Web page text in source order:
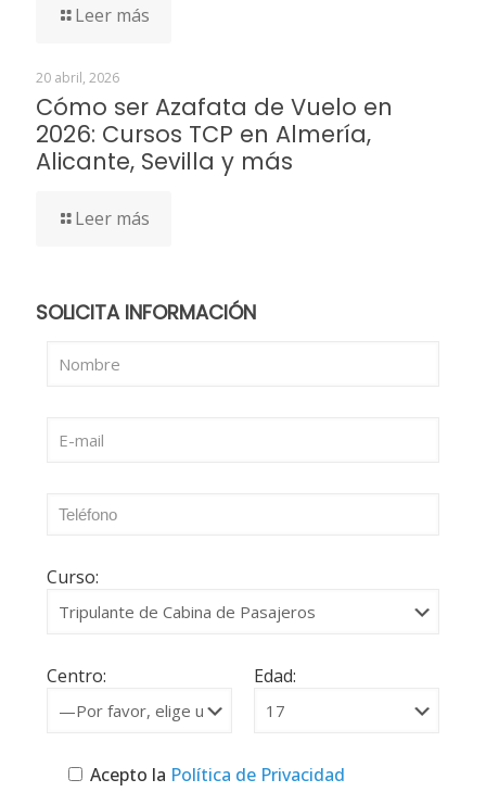
Leer más
20 abril, 2026
Cómo ser Azafata de Vuelo en
2026: Cursos TCP en Almería,
Alicante, Sevilla y más
Leer más
SOLICITA INFORMACIÓN
Curso:
Centro: Edad:
Acepto la Política de Privacidad